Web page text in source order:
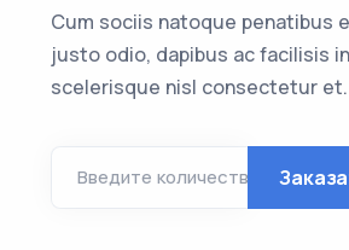
Cum sociis natoque penatibus
justo odio, dapibus ac facilisis
scelerisque nisl consectetur et.
Введите количество